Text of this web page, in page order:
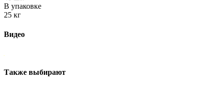
В упаковке
25 кг
Видео
Также выбирают